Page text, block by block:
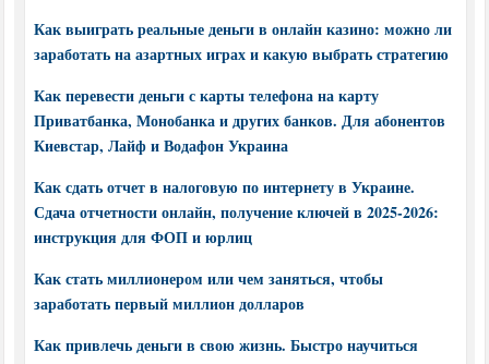
Как выиграть реальные деньги в онлайн казино: можно ли
заработать на азартных играх и какую выбрать стратегию
Как перевести деньги с карты телефона на карту
Приватбанка, Монобанка и других банков. Для абонентов
Киевстар, Лайф и Водафон Украина
Как сдать отчет в налоговую по интернету в Украине.
Сдача отчетности онлайн, получение ключей в 2025-2026:
инструкция для ФОП и юрлиц
Как стать миллионером или чем заняться, чтобы
заработать первый миллион долларов
Как привлечь деньги в свою жизнь. Быстро научиться